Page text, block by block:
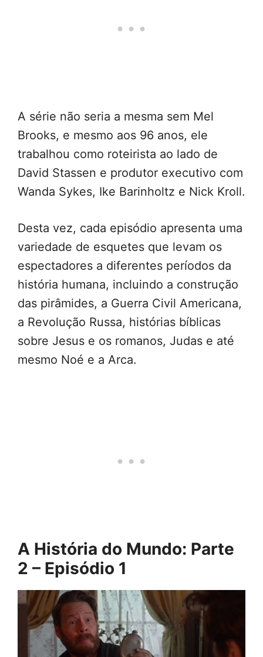
A série não seria a mesma sem Mel
Brooks, e mesmo aos 96 anos, ele
trabalhou como roteirista ao lado de
David Stassen e produtor executivo com
Wanda Sykes, Ike Barinholtz e Nick Kroll.
Desta vez, cada episódio apresenta uma
variedade de esquetes que levam os
espectadores a diferentes períodos da
história humana, incluindo a construção
das pirâmides, a Guerra Civil Americana,
a Revolução Russa, histórias bíblicas
sobre Jesus e os romanos, Judas e até
mesmo Noé e a Arca.
A História do Mundo: Parte
2 – Episódio 1